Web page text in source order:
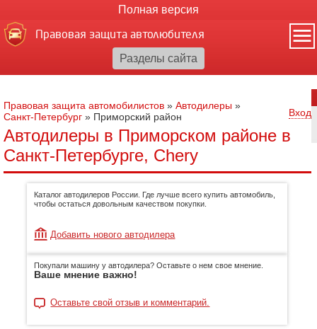
Полная версия
Правовая защита автолюбителя
Правовая защита автомобилистов » Автодилеры »
Санкт-Петербург » Приморский район Вход
Автодилеры в Приморском районе в
Санкт-Петербурге, Chery
Каталог автодилеров России. Где лучше всего купить автомобиль,
чтобы остаться довольным качеством покупки.
Добавить нового автодилера
Покупали машину у автодилера? Оставьте о нем свое мнение.
Ваше мнение важно!
Оставьте свой отзыв и комментарий.